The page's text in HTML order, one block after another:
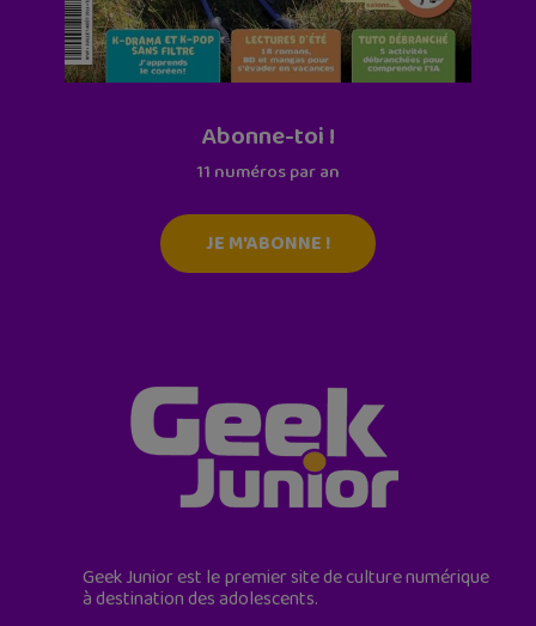
Abonne-toi !
11 numéros par an
JE M'ABONNE !
Geek Junior est le premier site de culture numérique
à destination des adolescents.